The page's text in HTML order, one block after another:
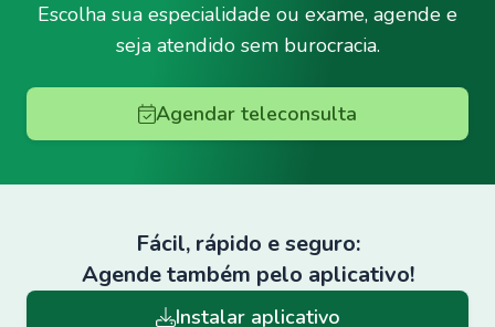
Escolha sua especialidade ou exame, agende e
seja atendido sem burocracia.
Agendar teleconsulta
Fácil, rápido e seguro:
Agende também pelo aplicativo!
Instalar aplicativo